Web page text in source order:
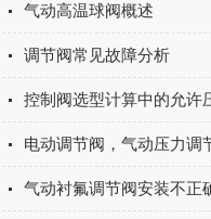
气动高温球阀概述
调节阀常见故障分析
控制阀选型计算中的允许
电动调节阀，气动压力调